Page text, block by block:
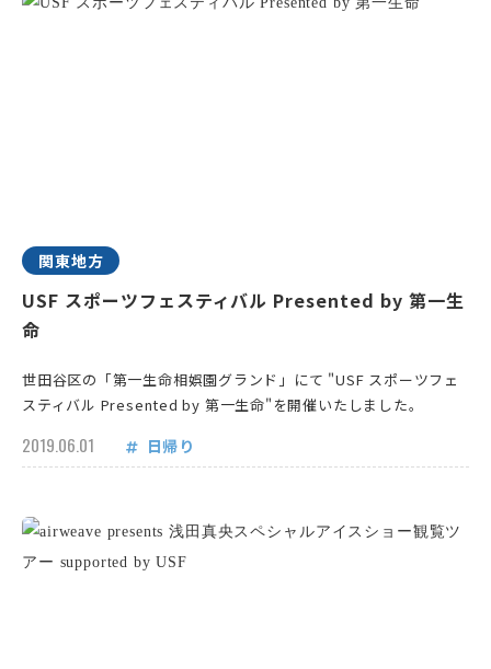
関東地方
USF スポーツフェスティバル Presented by 第一生
命
世田谷区の「第一生命相娯園グランド」にて "USF スポーツフェ
スティバル Presented by 第一生命"を開催いたしました。
2019.06.01 日帰り